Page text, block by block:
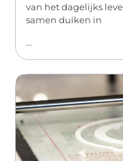
van het dagelijks
samen duiken in
...